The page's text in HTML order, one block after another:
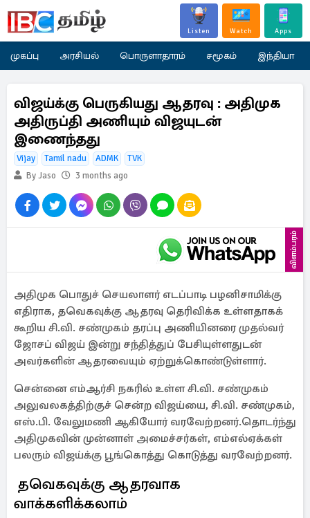
Listen Watch Apps
முகப்பு அரசியல் பொருளாதாரம் சமூகம் இந்தியா
விஜய்க்கு பெருகியது ஆதரவு : அதிமுக
அதிருப்தி அணியும் விஜயுடன்
இணைந்தது
Vijay Tamil nadu ADMK
TVK
By Jaso
3 months ago
விளம்பரம்
அதிமுக பொதுச் செயலாளர் எடப்பாடி பழனிசாமிக்கு
எதிராக, தவெகவுக்கு ஆதரவு தெரிவிக்க உள்ளதாகக்
கூறிய சி.வி. சண்முகம் தரப்பு அணியினரை முதல்வர்
ஜோசப் விஜய் இன்று சந்தித்துப் பேசியுள்ளதுடன்
அவர்களின் ஆதரவையும் ஏற்றுக்கொண்டுள்ளார்.
சென்னை எம்ஆர்சி நகரில் உள்ள சி.வி. சண்முகம்
அலுவலகத்திற்குச் சென்ற விஜய்யை, சி.வி. சண்முகம்,
எஸ்.பி. வேலுமணி ஆகியோர் வரவேற்றனர்.தொடர்ந்து
அதிமுகவின் முன்னாள் அமைச்சர்கள், எம்எல்ஏக்கள்
பலரும் விஜய்க்கு பூங்கொத்து கொடுத்து வரவேற்றனர்.
தவெகவுக்கு ஆதரவாக
வாக்களிக்கலாம்